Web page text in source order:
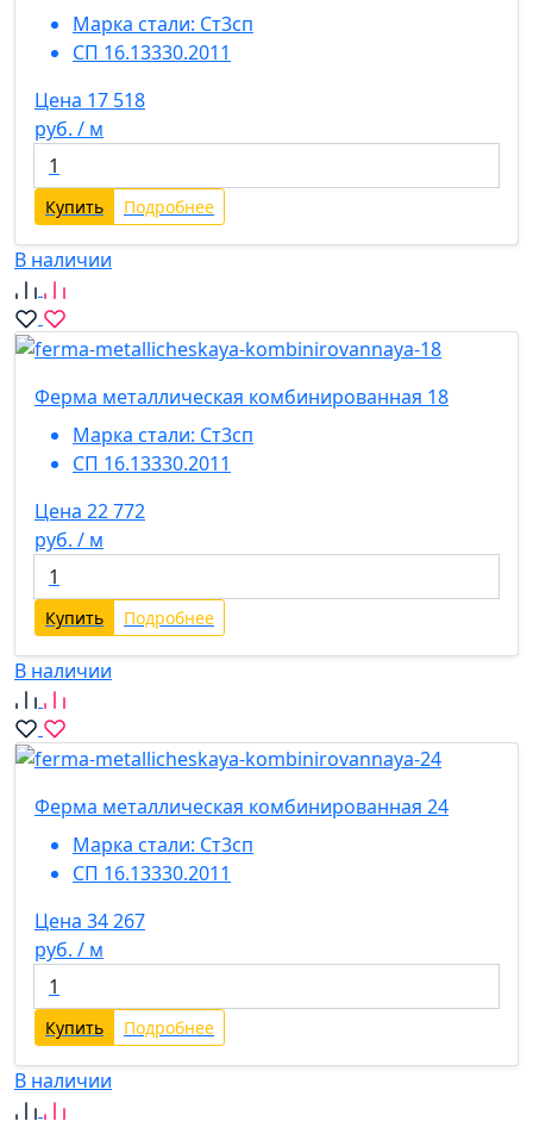
Марка стали: Ст3сп
СП 16.13330.2011
Цена 17 518
руб. / м
Купить Подробнее
В наличии
Ферма металлическая комбинированная 18
Марка стали: Ст3сп
СП 16.13330.2011
Цена 22 772
руб. / м
Купить Подробнее
В наличии
Ферма металлическая комбинированная 24
Марка стали: Ст3сп
СП 16.13330.2011
Цена 34 267
руб. / м
Купить Подробнее
В наличии